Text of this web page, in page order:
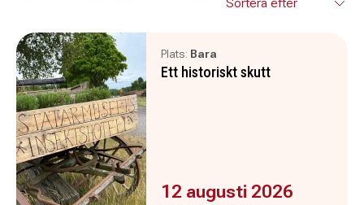
Plats: Bara
Ett historiskt skutt
Evenemanget är :
12 augusti 2026